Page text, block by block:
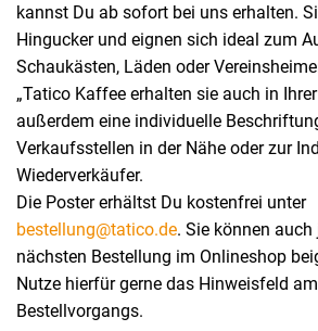
kannst Du ab sofort bei uns erhalten.
Hingucker und eignen sich ideal zum
Schaukästen, Läden oder
„Tatico Kaffee erhalten sie auch in
außerdem eine individuelle
Verkaufsstellen in der Nähe oder zur
Wiederverkäufer.
Die Poster erhältst Du kostenfrei unter
bestellung@tatico.de. Sie können
nächsten Bestellung im Onlineshop
Nutze hierfür gerne das Hinweisfeld
Bestellvorgangs.